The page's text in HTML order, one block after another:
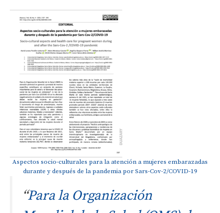
Aspectos socio-culturales para la atención a mujeres embarazadas
durante y después de la pandemia por Sars-Cov-2/COVID-19
“Para la Organización